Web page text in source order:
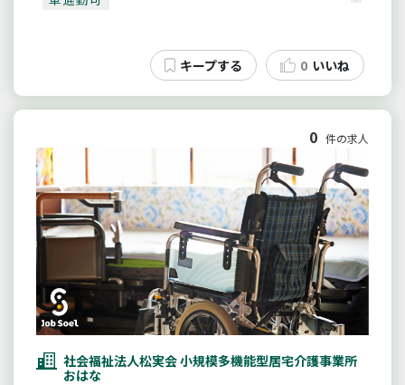
0 いいね
0 件の求人
社会福祉法人松実会 小規模多機能型居宅介護事業所
おはな